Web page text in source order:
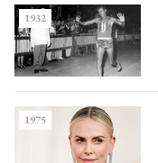
1932
1975